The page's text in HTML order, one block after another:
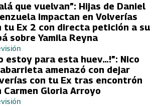
que vuelvan”: Hijas de Daniel
impactan en Volverías
tu Ex 2 con directa petición a su
sobre Yamila Reyna
estoy para esta huev…!”: Nico
amenazó con dejar
con tu Ex tras encontrón
Carmen Gloria Arroyo